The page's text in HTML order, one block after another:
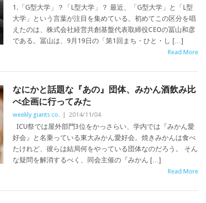
1.「G型大学」？「L型大学」？ 最近、「G型大学」と「L型
大学」という言葉が注目を集めている。初めてこの区分を唱
えたのは、株式会社経営共創基盤代表取締役CEOの冨山和彦
である。冨山は、9月19日の「第1回まち・ひと・し […]
Read More
なにかと話題な『あの』団体、みかん酒飲み比
べ企画に行ってみた
weekly giants co. 2014/11/04
ICU祭では屋外部門3位をかっさらい、学内では『みかん愛
好会』と名乗っている東大みかん愛好会。焼きみかんは食べ
たけれど、彼らは結局何をやっている団体なのだろう。 そん
な疑問を解消するべく、同会主催の『みかん […]
Read More